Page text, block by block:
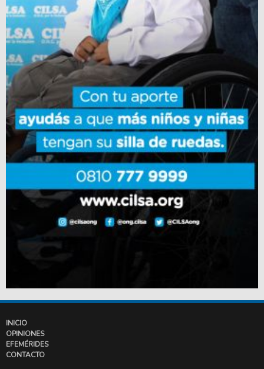
INICIO
OPINIONES
EFEMÉRIDES
CONTACTO